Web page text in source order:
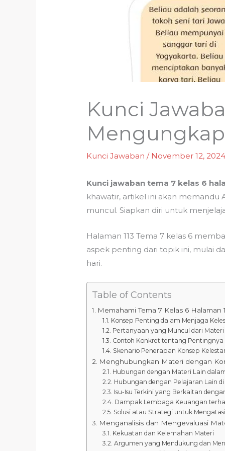
Kunci
Kunci Jawaban / November 12,
Kunci jawaban tema 7 kelas 6
khawatir, artikel ini akan
muncul. Siapkan diri untuk
Halaman 113 Tema 7 kelas 6
aspek penting dari topik ini, mulai
hari.
Table of Contents
Memahami Tema 7 Kelas 6 Halaman
Konsep Penting dalam Menjaga
Pertanyaan yang Muncul dari Materi
Contoh Konkret tentang
Skenario Penerapan Konsep
Menghubungkan Materi dengan
Hubungan dengan Materi Lain
Hubungan dengan Pelajaran Lain
Isu-Isu Terkini yang Berkaitan
Dampak Lembaga Keuangan
Solusi atau Strategi untuk
Menganalisis dan Mengevaluasi
Kekuatan dan Kelemahan Materi
Argumen yang Mendukung dan